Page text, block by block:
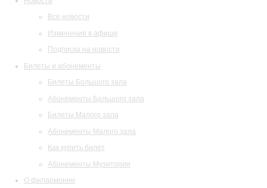
Все новости
Изменения в афише
Подписка на новости
Билеты и абонементы
Билеты Большого зала
Абонементы Большого зала
Билеты Малого зала
Абонементы Малого зала
Как купить билет
Абонементы Музитория
О филармонии